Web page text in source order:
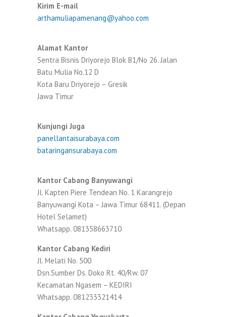
Kirim E-mail
arthamuliapamenang@yahoo.com
Alamat Kantor
Sentra Bisnis Driyorejo Blok B1/No 26. Jalan
Batu Mulia No.12 D
Kota Baru Driyorejo – Gresik
Jawa Timur
Kunjungi Juga
panellantaisurabaya.com
bataringansurabaya.com
Kantor Cabang Banyuwangi
Jl. Kapten Piere Tendean No. 1 Karangrejo
Banyuwangi Kota – Jawa Timur 68411. (Depan
Hotel Selamet)
Whatsapp. 081358663710
Kantor Cabang Kediri
Jl. Melati No. 500
Dsn.Sumber Ds. Doko Rt. 40/Rw. 07
Kecamatan Ngasem – KEDIRI
Whatsapp. 081233321414